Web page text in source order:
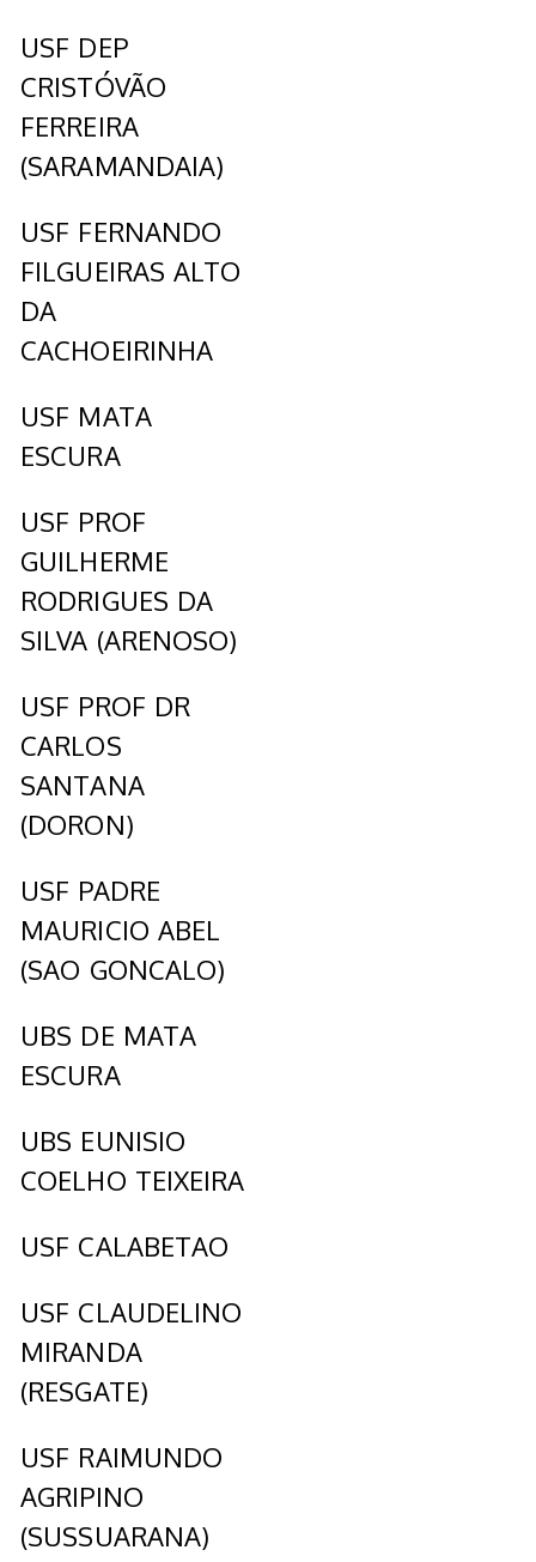
USF DEP
CRISTÓVÃO
FERREIRA
(SARAMANDAIA)
USF FERNANDO
FILGUEIRAS ALTO
DA
CACHOEIRINHA
USF MATA
ESCURA
USF PROF
GUILHERME
RODRIGUES DA
SILVA (ARENOSO)
USF PROF DR
CARLOS
SANTANA
(DORON)
USF PADRE
MAURICIO ABEL
(SAO GONCALO)
UBS DE MATA
ESCURA
UBS EUNISIO
COELHO TEIXEIRA
USF CALABETAO
USF CLAUDELINO
MIRANDA
(RESGATE)
USF RAIMUNDO
AGRIPINO
(SUSSUARANA)